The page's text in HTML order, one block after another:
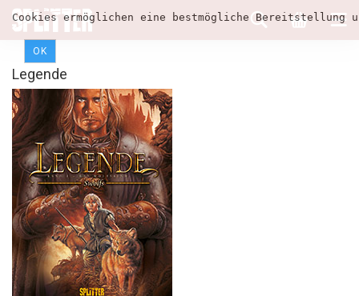
Cookies ermöglichen eine bestmögliche
OK
Legende